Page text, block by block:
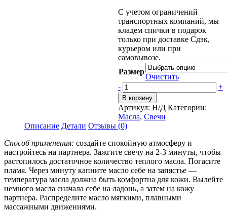
С учетом ограничений
транспортных компаний, мы
кладем спички в подарок
только при доставке Сдэк,
курьером или при
самовывозе.
Размер
Очистить
-
+
В корзину
Артикул: Н/Д Категории:
Масла, Свечи
Описание Детали Отзывы (0)
Способ применения: создайте спокойную атмосферу и
настройтесь на партнера. Зажгите свечу на 2-3 минуты, чтобы
растопилось достаточное количество теплого масла. Погасите
пламя. Через минуту капните масло себе на запястье —
температура масла должна быть комфортна для кожи. Вылейте
немного масла сначала себе на ладонь, а затем на кожу
партнера. Распределите масло мягкими, плавными
массажными движениями.